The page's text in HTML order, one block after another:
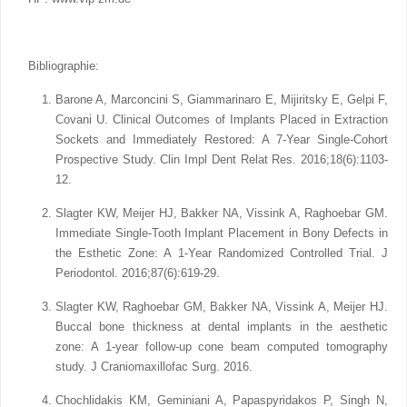
Bibliographie:
Barone A, Marconcini S, Giammarinaro E, Mijiritsky E, Gelpi F,
Covani U. Clinical Outcomes of Implants Placed in Extraction
Sockets and Immediately Restored: A 7-Year Single-Cohort
Prospective Study. Clin Impl Dent Relat Res. 2016;18(6):1103-
12.
Slagter KW, Meijer HJ, Bakker NA, Vissink A, Raghoebar GM.
Immediate Single-Tooth Implant Placement in Bony Defects in
the Esthetic Zone: A 1-Year Randomized Controlled Trial. J
Periodontol. 2016;87(6):619-29.
Slagter KW, Raghoebar GM, Bakker NA, Vissink A, Meijer HJ.
Buccal bone thickness at dental implants in the aesthetic
zone: A 1-year follow-up cone beam computed tomography
study. J Craniomaxillofac Surg. 2016.
Chochlidakis KM, Geminiani A, Papaspyridakos P, Singh N,